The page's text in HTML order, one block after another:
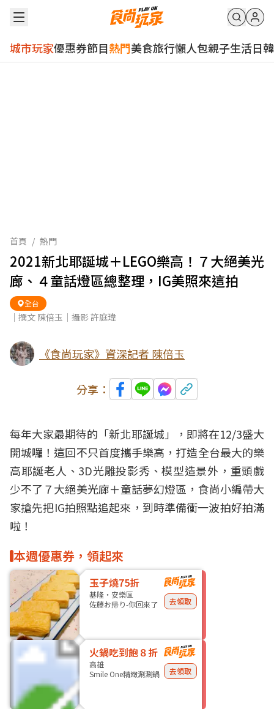
城市玩家優惠券節目熱門美食旅行懶人包親子生活日韓
首頁 / 熱門
2021新北耶誕城＋LEGO樂高！７大絕美光
廊、４童話燈區總整理，IG美照來這拍
全台
｜撰文 陳倍玉｜攝影 許庭瑋
《食尚玩家》資深記者 陳倍玉
分享：
每年大家最期待的「新北耶誕城 」，即將在12/3盛大
開城囉！這回不只首度攜手樂高，打造全台最大的樂
高耶誕老人、3D光雕投影秀、模型造景外，重頭戲
少不了７大絕美光廊＋童話夢幻燈區，食尚小編帶大
家搶先把IG拍照點追起來，到時準備衝一波拍好拍滿
啦！
本週優惠券，領起來
玉子燒75折
基隆・安樂區
佐藤お帰り-你回來了
去領取
火鍋吃到飽８折
高雄
Smile One精緻涮涮鍋
去領取